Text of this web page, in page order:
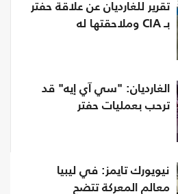
تقرير للغارديان عن علاقة حفتر
بـ CIA وملاحقتها له
الغارديان: "سي آي إيه" قد
ترحب بعمليات حفتر
نيويورك تايمز: في ليبيا
معالم المعركة تتضح